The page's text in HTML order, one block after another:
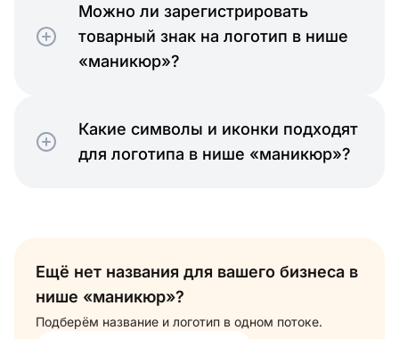
Можно ли зарегистрировать
товарный знак на логотип в нише
«маникюр»?
Какие символы и иконки подходят
для логотипа в нише «маникюр»?
Ещё нет названия для вашего бизнеса в
нише «маникюр»?
Подберём название и логотип в одном потоке.